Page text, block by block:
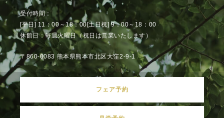
フェア予約
受付時間：
[平日] 11：00～18：00[土日祝] 9：00～18：00
休館日：毎週火曜日（祝日は営業いたします）
〒860-0083 熊本県熊本市北区大窪2-9-1